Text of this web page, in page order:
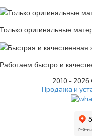
Только оригинальные
Работаем быстро и
2010 - 2026
Продажа и